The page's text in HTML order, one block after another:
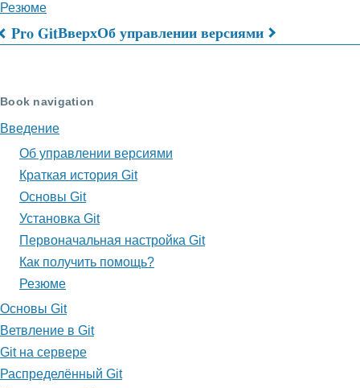
Резюме
Перекрёстные
книги
для
Введение
Pro GitВверхОб управлении версиями
Book navigation
Введение
Об управлении версиями
Краткая история Git
Основы Git
Установка Git
Первоначальная настройка Git
Как получить помощь?
Резюме
Основы Git
Ветвление в Git
Git на сервере
Распределённый Git